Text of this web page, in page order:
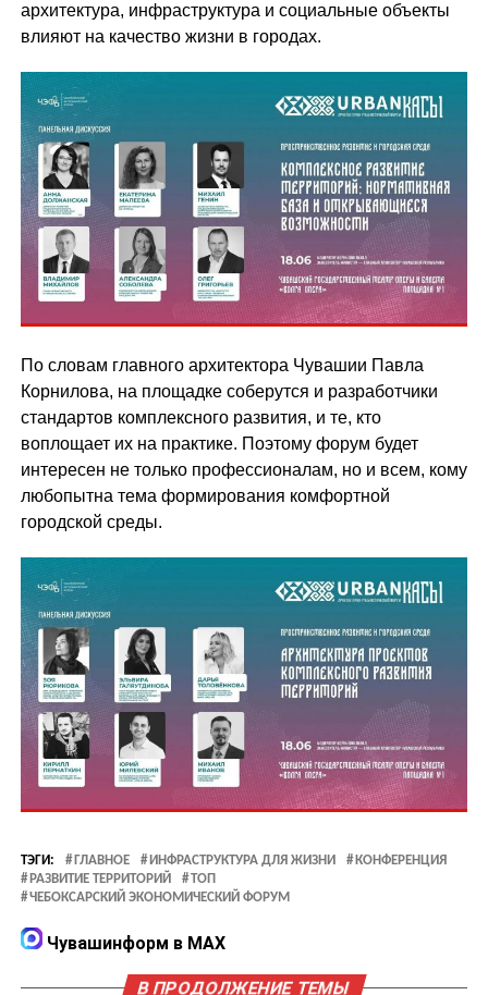
архитектура, инфраструктура и социальные объекты
влияют на качество жизни в городах.
По словам главного архитектора Чувашии Павла
Корнилова, на площадке соберутся и разработчики
стандартов комплексного развития, и те, кто
воплощает их на практике. Поэтому форум будет
интересен не только профессионалам, но и всем, кому
любопытна тема формирования комфортной
городской среды.
ТЭГИ: ГЛАВНОЕ ИНФРАСТРУКТУРА ДЛЯ ЖИЗНИ
КОНФЕРЕНЦИЯ
РАЗВИТИЕ ТЕРРИТОРИЙ
ТОП
ЧЕБОКСАРСКИЙ ЭКОНОМИЧЕСКИЙ ФОРУМ
Чувашинформ в MAX
В ПРОДОЛЖЕНИЕ ТЕМЫ